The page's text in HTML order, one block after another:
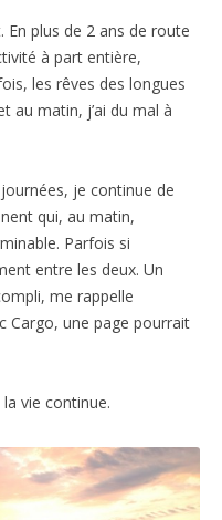
En plus de 2 ans de route
à part entière,
les rêves des longues
au matin, j’ai du mal à
je continue de
qui, au matin,
Parfois si
entre les deux. Un
me rappelle
Cargo, une page pourrait
vie continue.